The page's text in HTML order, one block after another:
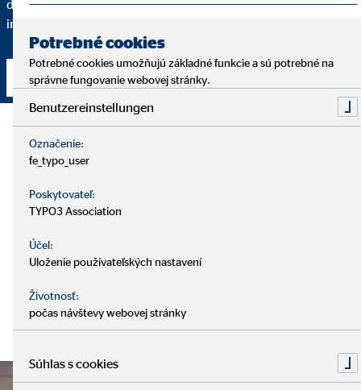
dané finančné riešenie odporúčam a do akej miery spĺňa vaše
individuálne požiadavky.
Nadviazať kontakt
Potrebné cookies
Potrebné cookies umožňujú základné funkcie a sú potrebné na
správne fungovanie webovej stránky.
Benutzereinstellungen
Označenie:
fe_typo_user
Poskytovateľ:
TYPO3 Association
Účel:
Uloženie používateľských nastavení
Životnosť:
počas návštevy webovej stránky
Súhlas s cookies